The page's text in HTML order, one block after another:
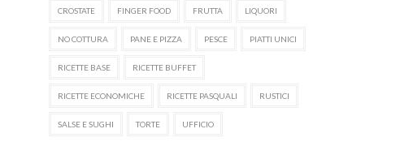
CROSTATE FINGER FOOD FRUTTA LIQUORI
NO COTTURA PANE E PIZZA PESCE PIATTI UNICI
RICETTE BASE RICETTE BUFFET
RICETTE ECONOMICHE RICETTE PASQUALI RUSTICI
SALSE E SUGHI TORTE UFFICIO